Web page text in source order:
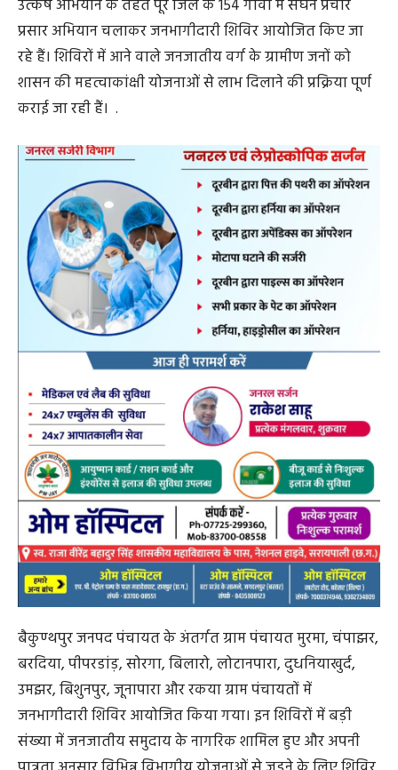
बैकुण्ठपुर जनपद पंचायत के अंतर्गत ग्राम पंचायत मुरमा, चंपाझर,
बरदिया, पीपरडांड़, सोरगा, बिलारो, लोटानपारा, दुधनियाखुर्द,
उमझर, बिशुनपुर, जूनापारा और रकया ग्राम पंचायतों में
जनभागीदारी शिविर आयोजित किया गया। इन शिविरों में बड़ी
संख्या में जनजातीय समुदाय के नागरिक शामिल हुए और अपनी
पात्रता अनुसार विभिन्न विभागीय योजनाओं से जुड़ने के लिए शिविर
में पंजीकरण कराया। शिविरों में योजनाओं के लाभार्थियों की
संतृप्तीकरण अवस्था को पाने के लिए प्रत्येक पात्र व्यक्ति तक
सूचनाएं ले जाने का कार्य किया जा रहा है। साथ ही इन शिविरों में
कलेक्टर कोरिया की क्लीन कोरिया ग्रीन कोरिया थीम के साथ एक
पेड़ मां के नाम अभियान पर भी कार्य किया जा रहा है। प्रत्येक
शिविर स्थल में उपस्थित जनप्रतिनिधियों, पंचायत प्रतिनिधियों के
साथ एक पेड़ मां के नाम रोपण कार्य किया जा रहा है। साथ ही
कलेक्टर के निर्देशानुसार प्रत्येक आवास हितग्राही के पक्के मकान
के समीप भी एक पेड़ मां के नाम रोपने का कार्य किया जा रहा है।